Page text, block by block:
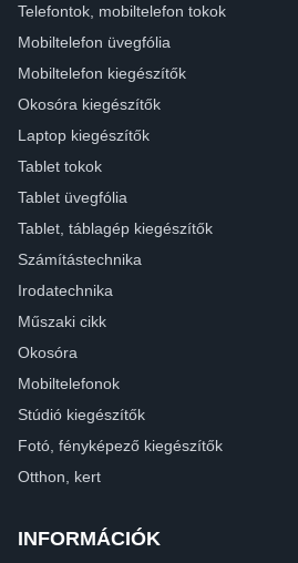
Telefontok, mobiltelefon tokok
Mobiltelefon üvegfólia
Mobiltelefon kiegészítők
Okosóra kiegészítők
Laptop kiegészítők
Tablet tokok
Tablet üvegfólia
Tablet, táblagép kiegészítők
Számítástechnika
Irodatechnika
Műszaki cikk
Okosóra
Mobiltelefonok
Stúdió kiegészítők
Fotó, fényképező kiegészítők
Otthon, kert
INFORMÁCIÓK